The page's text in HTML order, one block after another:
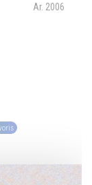
Ar. 2006